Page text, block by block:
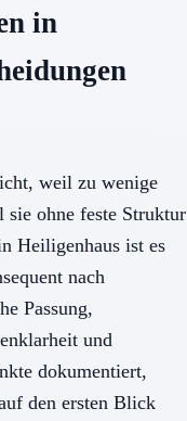
in
weil zu wenige
ohne feste Struktur
Heiligenhaus ist es
nach
Passung,
und
dokumentiert,
den ersten Blick